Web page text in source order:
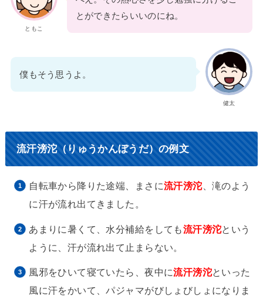
ともこ
とができたらいいのにね。
健太
僕もそう思うよ。
流汗滂沱（りゅうかんぼうだ）の例文
自転車から降りた途端、まさに流汗滂沱、滝のよう
に汗が流れ出てきました。
あまりに暑くて、水分補給をしても流汗滂沱という
ように、汗が流れ出て止まらない。
風邪をひいて寝ていたら、夜中に流汗滂沱といった
風に汗をかいて、パジャマがびしょびしょになりま